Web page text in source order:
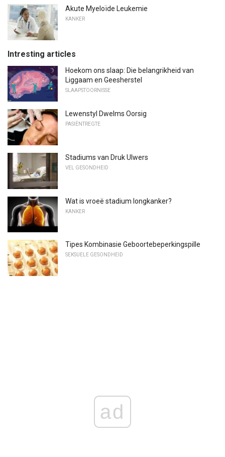
Akute Myeloïde Leukemie
KANKER
Intresting articles
Hoekom ons slaap: Die belangrikheid van
Liggaam en Geesherstel
SLAAPSTOORNISSE
Lewenstyl Dwelms Oorsig
PASIËNTREGTE
Stadiums van Druk Ulwers
VEL GESONDHEID
Wat is vroeë stadium longkanker?
KANKER
Tipes Kombinasie Geboortebeperkingspille
SEKSUELE GESONDHEID
ad